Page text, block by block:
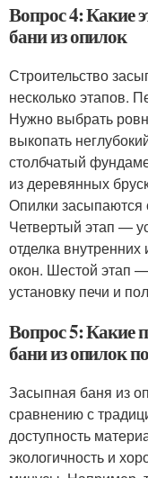
Вопрос 4: Какие
бани из опилок
Строительство
несколько этапов.
Нужно выбрать
выкопать
столбчатый
из деревянных
Опилки засыпаются
Четвертый этап —
отделка
окон. Шестой этап
установку печи и
Вопрос 5: Какие
бани из опилок
Засыпная баня из
сравнению с
доступность
экологичность и